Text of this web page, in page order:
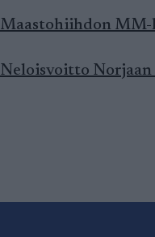
Maastohiihdon
Neloisvoitto